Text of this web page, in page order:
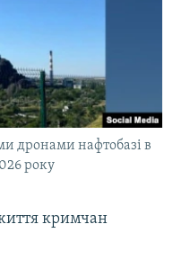
дронами нафтобазі в
року
кримчан